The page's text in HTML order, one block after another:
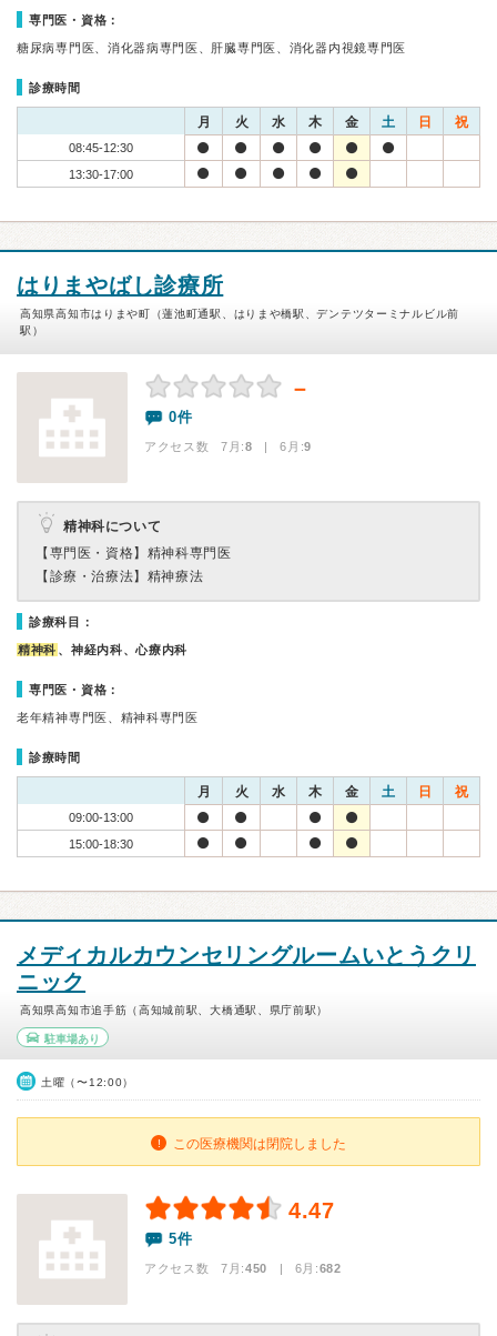
専門医・資格：
糖尿病専門医、消化器病専門医、肝臓専門医、消化器内視鏡専門医
診療時間
月 火 水 木 金 土 日 祝
08:45-12:30
13:30-17:00
はりまやばし診療所
高知県高知市はりまや町（蓮池町通駅、はりまや橋駅、デンテツターミナルビル前
駅）
－
0件
アクセス数 7月:8 | 6月:9
精神科について
【専門医・資格】 精神科専門医
【診療・治療法】 精神療法
診療科目：
精神科 、神経内科、心療内科
専門医・資格：
老年精神専門医、精神科専門医
診療時間
月 火 水 木 金 土 日 祝
09:00-13:00
15:00-18:30
メディカルカウンセリングルームいとうクリ
ニック
高知県高知市追手筋（高知城前駅、大橋通駅、県庁前駅）
駐車場あり
土曜（〜12:00）
この医療機関は閉院しました
4.47
5件
アクセス数 7月:450 | 6月:682